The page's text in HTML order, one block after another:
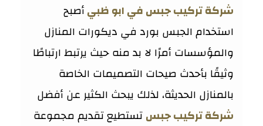
شركة تركيب جبس في ابو ظبيأصبح
استخدام الجبس بورد في ديكورات المنازل
والمؤسسات أمرًا لا بد منه حيث يرتبط ارتباطًا
وثيقًا بأحدث صيحات التصميمات الخاصة
بالمنازل الحديثة، لذلك يبحث الكثير عن أفضل
شركة تركيب جبستستطيع تقديم مجموعة